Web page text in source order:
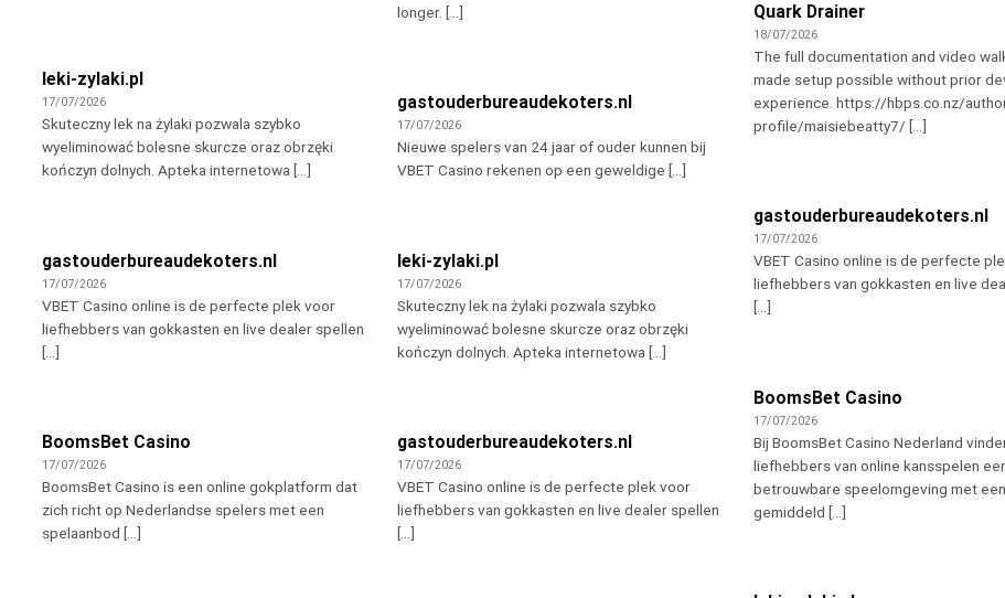
longer. [...]
Quark Drainer
18/07/2026
The full documentation and video
made setup possible without prior
experience. https://hbps.co.nz/
profile/maisiebeatty7/ [...]
leki-zylaki.pl
17/07/2026
Skuteczny lek na żylaki pozwala szybko
wyeliminować bolesne skurcze oraz obrzęki
kończyn dolnych. Apteka internetowa [...]
gastouderbureaudekoters.nl
17/07/2026
Nieuwe spelers van 24 jaar of ouder kunnen bij
VBET Casino rekenen op een geweldige [...]
gastouderbureaudekoters.nl
17/07/2026
VBET Casino online is de perfecte
liefhebbers van gokkasten en live
[...]
gastouderbureaudekoters.nl
17/07/2026
VBET Casino online is de perfecte plek voor
liefhebbers van gokkasten en live dealer spellen
[...]
leki-zylaki.pl
17/07/2026
Skuteczny lek na żylaki pozwala szybko
wyeliminować bolesne skurcze oraz obrzęki
kończyn dolnych. Apteka internetowa [...]
BoomsBet Casino
17/07/2026
Bij BoomsBet Casino Nederland
liefhebbers van online kansspelen
betrouwbare speelomgeving met een
gemiddeld [...]
BoomsBet Casino
17/07/2026
BoomsBet Casino is een online gokplatform dat
zich richt op Nederlandse spelers met een
spelaanbod [...]
gastouderbureaudekoters.nl
17/07/2026
VBET Casino online is de perfecte plek voor
liefhebbers van gokkasten en live dealer spellen
[...]